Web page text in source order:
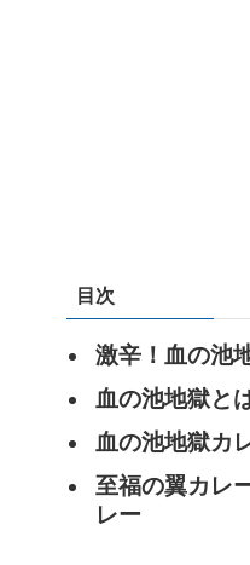
目次
激辛！血の池
血の池地獄と
血の池地獄カ
至福の翼カレ
レー